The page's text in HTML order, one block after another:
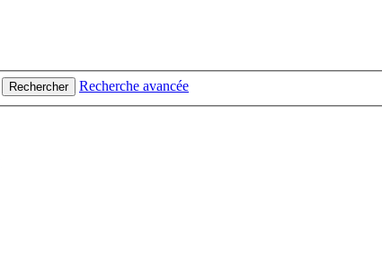
Rechercher Recherche avancée